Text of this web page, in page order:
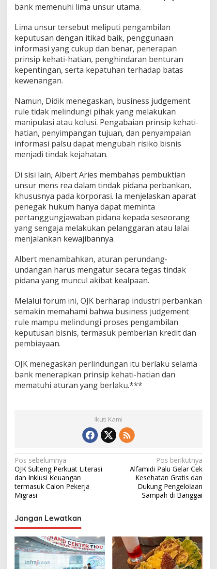
bank memenuhi lima unsur utama.
Lima unsur tersebut meliputi pengambilan
keputusan dengan itikad baik, penggunaan
informasi yang cukup dan benar, penerapan
prinsip kehati-hatian, penghindaran benturan
kepentingan, serta kepatuhan terhadap batas
kewenangan.
Namun, Didik menegaskan, business judgement
rule tidak melindungi pihak yang melakukan
manipulasi atau kolusi. Pengabaian prinsip kehati-
hatian, penyimpangan tujuan, dan penyampaian
informasi palsu dapat mengubah risiko bisnis
menjadi tindak kejahatan.
Di sisi lain, Albert Aries membahas pembuktian
unsur mens rea dalam tindak pidana perbankan,
khususnya pada korporasi. Ia menjelaskan aparat
penegak hukum hanya dapat meminta
pertanggungjawaban pidana kepada seseorang
yang sengaja melakukan pelanggaran atau lalai
menjalankan kewajibannya.
Albert menambahkan, aturan perundang-
undangan harus mengatur secara tegas tindak
pidana yang muncul akibat kealpaan.
Melalui forum ini, OJK berharap industri perbankan
semakin memahami bahwa business judgement
rule mampu melindungi proses pengambilan
keputusan bisnis, termasuk pemberian kredit dan
pembiayaan.
OJK menegaskan perlindungan itu berlaku selama
bank menerapkan prinsip kehati-hatian dan
mematuhi aturan yang berlaku.***
Ikuti Kami
N
a
v
g
a
s
i
Pos sebelumnya
OJK Sulteng Perkuat Literasi
dan Inklusi Keuangan
termasuk Calon Pekerja
Migrasi
Pos berikutnya
Alfamidi Palu Gelar Cek
Kesehatan Gratis dan
Dukung Pengelolaan
Sampah di Banggai
Jangan Lewatkan